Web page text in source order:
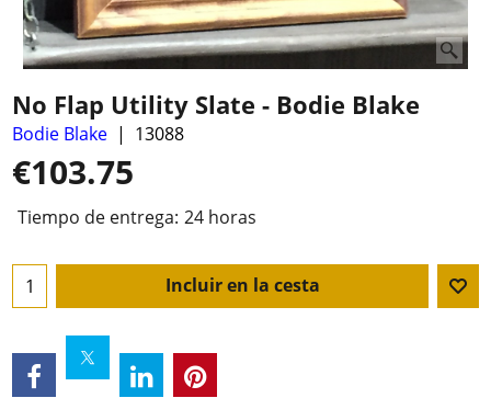
No Flap Utility Slate - Bodie Blake
Bodie Blake 13088
€103.75
Tiempo de entrega: 24 horas
Incluir en la cesta